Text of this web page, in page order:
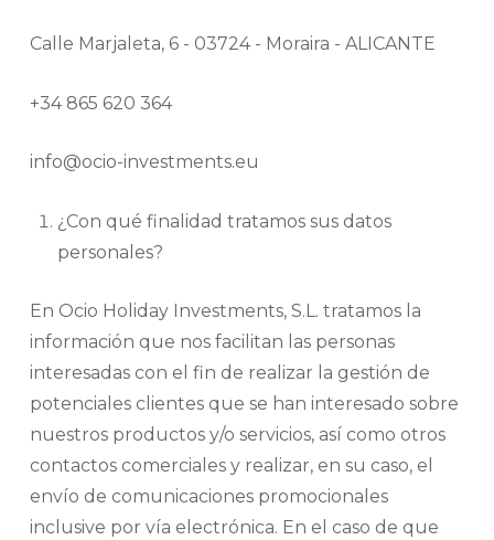
Calle Marjaleta, 6 - 03724 - Moraira - ALICANTE
+34 865 620 364
info@ocio-investments.eu
¿Con qué finalidad tratamos sus datos
personales?
En Ocio Holiday Investments, S.L. tratamos la
información que nos facilitan las personas
interesadas con el fin de realizar la gestión de
potenciales clientes que se han interesado sobre
nuestros productos y/o servicios, así como otros
contactos comerciales y realizar, en su caso, el
envío de comunicaciones promocionales
inclusive por vía electrónica. En el caso de que